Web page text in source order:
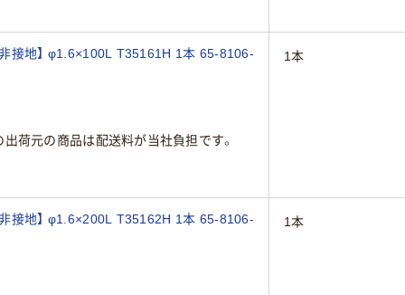
接地】 φ1.6×100L T35161H 1本 65-8106-
出荷元の商品は配送料が当社負担です。
1本
接地】 φ1.6×200L T35162H 1本 65-8106- 1本